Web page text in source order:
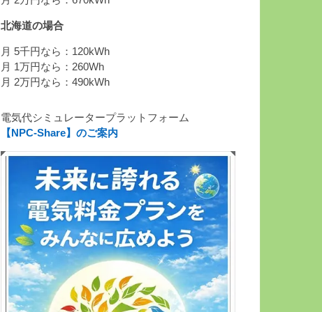
北海道の場合
月 5千円なら：120kWh
月 1万円なら：260Wh
月 2万円なら：490kWh
電気代シミュレータープラットフォーム
【NPC-Share】のご案内